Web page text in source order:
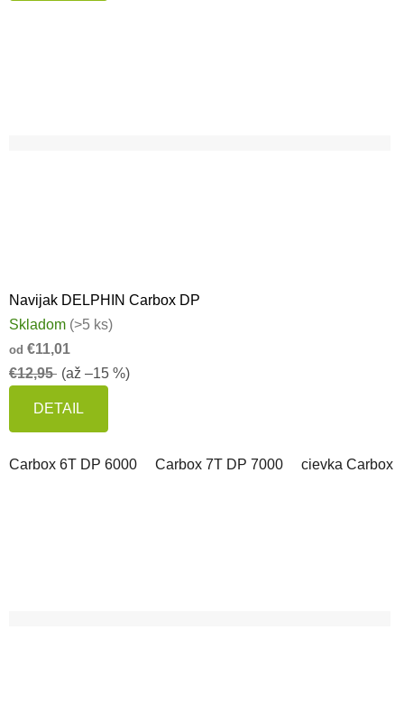
Navijak DELPHIN Carbox DP
Skladom (>5 ks)
od €11,01
€12,95 (až –15 %)
DETAIL
Carbox 6T DP 6000 Carbox 7T DP 7000 cievka Carbox